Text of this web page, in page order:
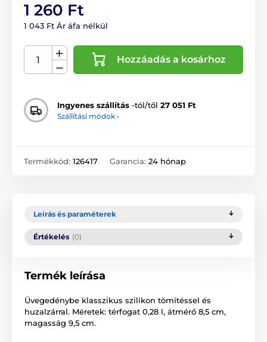
1 260 Ft
1 043 Ft Ár áfa nélkül
Hozzáadás a kosárhoz
Ingyenes szállítás -tól/től 27 051 Ft
Szállítási módok ›
Termékkód: 126417 Garancia: 24 hónap
Leírás és paraméterek
Értékelés (0)
Termék leírása
Üvegedénybe klasszikus szilikon tömítéssel és
huzalzárral. Méretek: térfogat 0,28 l, átmérő 8,5 cm,
magasság 9,5 cm.